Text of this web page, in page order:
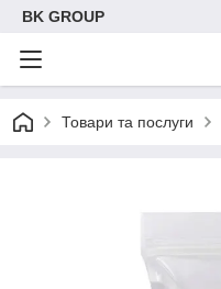
BK GROUP
Товари та послуги